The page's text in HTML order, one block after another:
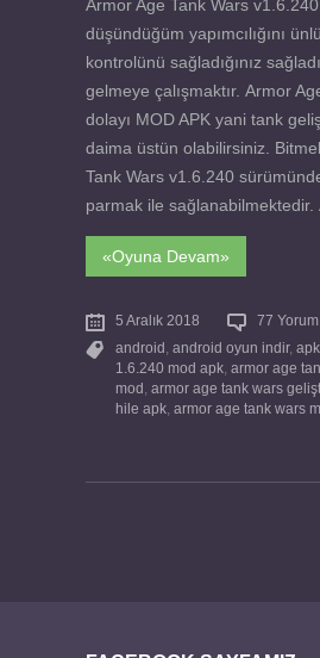
Armor Age Tank Wars
düşündüğüm yapımcılığını
kontrolünü sağladığınız
gelmeye çalışmaktır. Armor
dolayı MOD APK yani tank
daima üstün olabilirsiniz.
Tank Wars v1.6.240
parmak ile sağlanabilmektedir.
«Oyuna Devam»
5 Aralık 2018 77 Yorum
android , android oyun indir, apk
1.6.240 mod apk, armor age
mod , armor age tank wars
hile apk, armor age tank wars